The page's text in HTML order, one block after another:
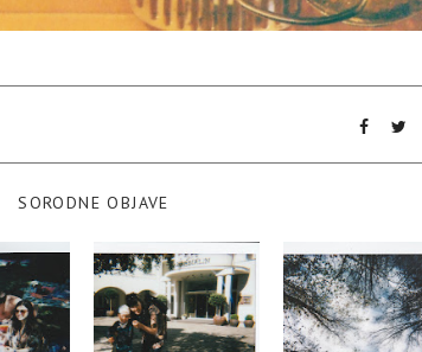
SORODNE OBJAVE